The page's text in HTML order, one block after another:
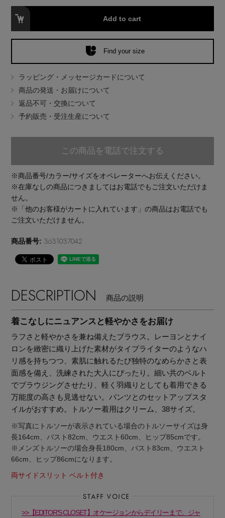
スーツケース
チャーム・ストラップ
その他(傘・ハンカチ・時計など)
BRAND NEWS
HOT STYLE
EDITOR'S CLOSET
メルマガ PICKUP
PERSONAL COLOR
エディター厳選ギフト
ベーシックとトレンドが交差する16の名品
Add to cart
Find your size
ラッピング・メッセージカードについて
商品の発送・お届けについて
返品不可・交換について
予約販売・受注生産について
この商品を電話で注文する
※商品番号/カラー/サイズをオペレーターへお伝えください。
※在庫なしの商品につきましてはお電話でもご注文いただけま
せん。
※「他のお客様がカートに入れています」の商品はお電話でも
ご注文いただけません。
商品番号: 3631037042
DESCRIPTION 商品の説明
着こなしにニュアンスと軽やかさをお届け
ラフさと軽やかさを兼ね備えたブラウス。レーヨンとナイ
ロンを緻密に織り上げた素材がタイプライターのようなハ
リ感を持ちつつ、素肌に触れるたび独特のなめらかさと表
面感を備え、洗練された大人にぴったり。細い共のベルト
でブラウジングさせたり、軽く羽織りとしても着用できる
万能度の高さも見逃せない。パンツとのセットアップスタ
イルがおすすめ。トルソー着用はクリーム、38サイズ。
※写真にトルソーが表示されている場合のトルソーサイズは身
長164cm、バスト82cm、ウエスト60cm、ヒップ85cmです。
※メンズトルソーの場合身長180cm、バスト83cm、ウエスト
66cm、ヒップ86cmになります。
両サイドスリット ベルト付き
>>【EDITOR'S CLOSET】オケージョンからデイリーまで。ジャ